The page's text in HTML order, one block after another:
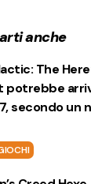
anche
The
potrebbe
secondo un